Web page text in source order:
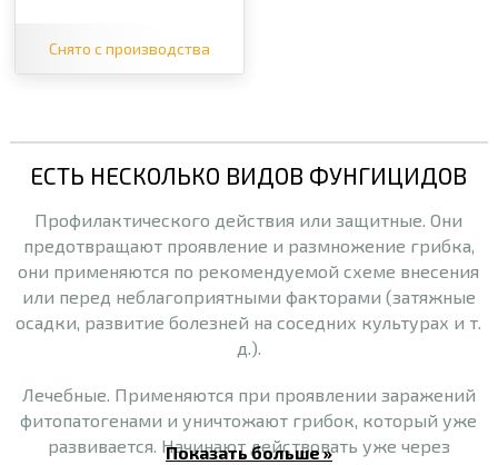
Снято с производства
ЕСТЬ НЕСКОЛЬКО ВИДОВ ФУНГИЦИДОВ
Профилактического действия или защитные. Они
предотвращают проявление и размножение грибка,
они применяются по рекомендуемой схеме внесения
или перед неблагоприятными факторами (затяжные
осадки, развитие болезней на соседних культурах и т.
д.).
Лечебные. Применяются при проявлении заражений
фитопатогенами и уничтожают грибок, который уже
развивается. Начинают действовать уже через
Показать больше »